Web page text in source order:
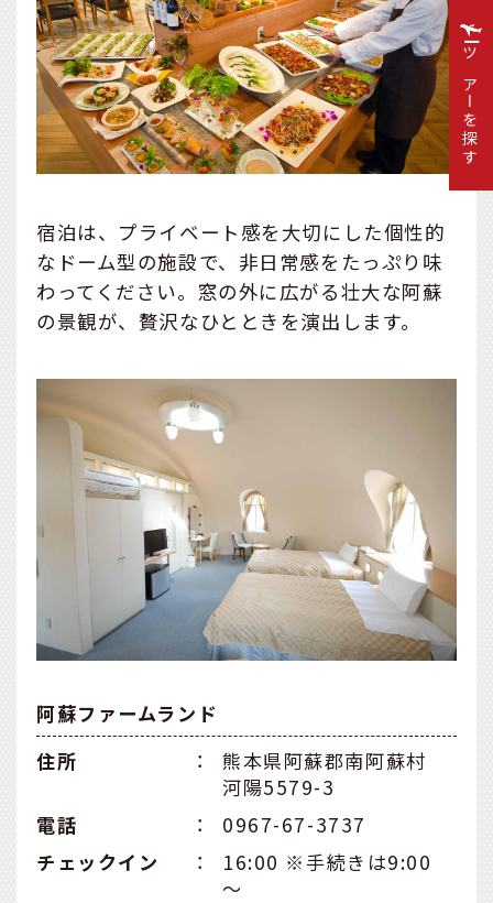
宿泊は、プライベート感を大切にした個性的
なドーム型の施設で、非日常感をたっぷり味
わってください。窓の外に広がる壮大な阿蘇
の景観が、贅沢なひとときを演出します。
阿蘇ファームランド
住所
：
熊本県阿蘇郡南阿蘇村
河陽5579-3
電話
：
0967-67-3737
チェックイン
：
16:00 ※手続きは9:00
～
ツアーを探す